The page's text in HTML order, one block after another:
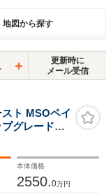
地図から探す
更新時に
メール受信
ト MSOペイ
グレードパ
インテーク
テークカー
本体価格
2550.0万円